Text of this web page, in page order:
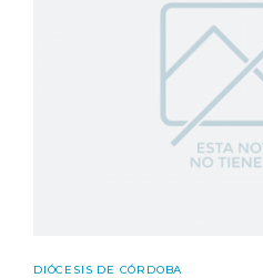
DIÓCESIS DE CÓRDOBA